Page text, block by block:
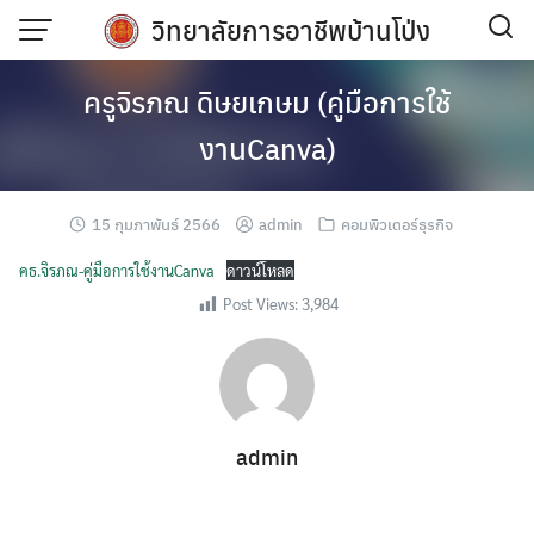
Skip
วิทยาลัยการอาชีพบ้านโป่ง
ครูจิรภณ ดิษยเกษม (คู่มือการใช้
งานCanva)
15 กุมภาพันธ์ 2566 admin คอมพิวเตอร์ธุรกิจ
คธ.จิรภณ-คู่มือการใช้งานCanva
ดาวน์โหลด
Post Views: 3,984
admin